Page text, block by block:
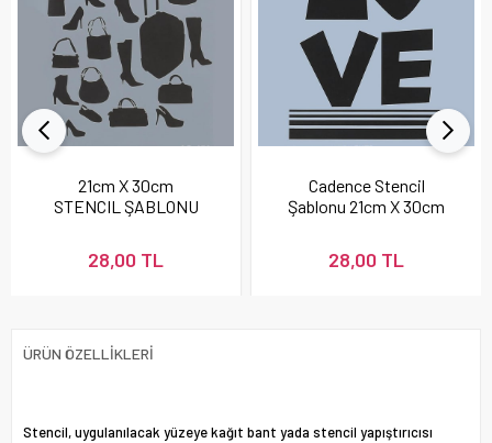
21cm X 30cm
STENCIL ŞABLONU
28,00 TL
Cadence Stencil
Şablonu 21cm X 30cm
28,00 TL
ÜRÜN ÖZELLIKLERI
Stencil, uygulanılacak yüzeye kağıt bant yada stencil yapıştırıcısı